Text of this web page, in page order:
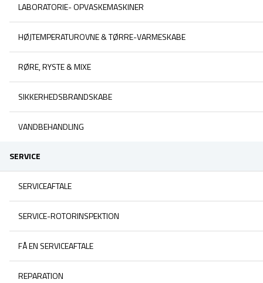
LABORATORIE- OPVASKEMASKINER
HØJTEMPERATUROVNE & TØRRE-VARMESKABE
RØRE, RYSTE & MIXE
SIKKERHEDSBRANDSKABE
VANDBEHANDLING
SERVICE
SERVICEAFTALE
SERVICE-ROTORINSPEKTION
FÅ EN SERVICEAFTALE
REPARATION